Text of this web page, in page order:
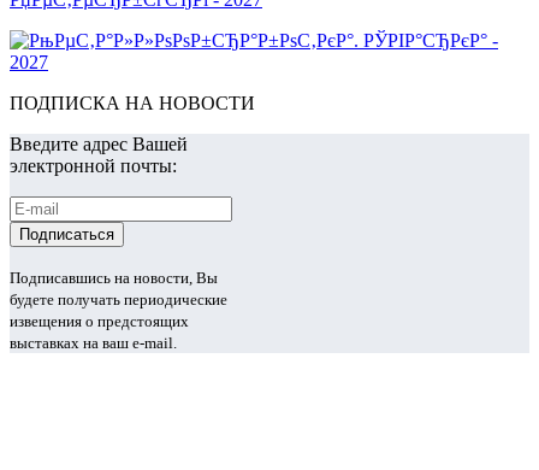
ПОДПИСКА НА НОВОСТИ
Введите адрес Вашей
электронной почты:
Подписавшись на новости, Вы
будете получать периодические
извещения о предстоящих
выставках на ваш e-mail.